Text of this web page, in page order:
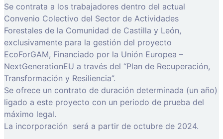
Se contrata a los trabajadores dentro del actual
Convenio Colectivo del Sector de Actividades
Forestales de la Comunidad de Castilla y León,
exclusivamente para la gestión del proyecto
EcoForGAM, Financiado por la Unión Europea –
NextGenerationEU a través del “Plan de Recuperación,
Transformación y Resiliencia”.
Se ofrece un contrato de duración determinada (un año)
ligado a este proyecto con un periodo de prueba del
máximo legal.
La incorporación será a partir de octubre de 2024.